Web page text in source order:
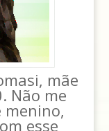
mãe
Não me
menino,
esse